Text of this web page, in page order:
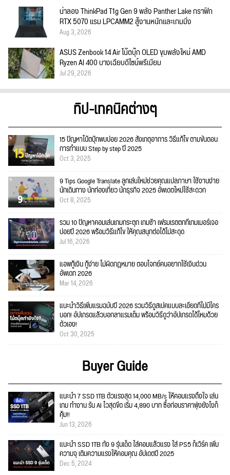
น่าลอง ThinkPad T1g Gen 9 พลัง Panther Lake กราฟิก
RTX 5070 แรม LPCAMM2 สู้งานหนักและเกมมิ่ง
Aug 3, 2026
ASUS Zenbook 14 Air โน้ตบุ๊ก OLED ขุมพลังใหม่ AMD
Ryzen AI 400 บางเฉียบดีไซน์พรีเมียม
Jul 29, 2026
ทิป-เทคนิคต่างๆ
15 ปัญหาโน้ตบุ๊กพบบ่อย 2026 สังเกตุอาการ วิธีแก้ไข ตามขั้นตอน
การทำแบบ Step by step ปี 2025
Oct 3, 2025
9 Tips Google Translate ลูกเล่นใหม่ช่วยคุณแปลภาษา ใช้งานง่าย
นักเดินทาง นักท่องเที่ยว นักธุรกิจ 2025 อัพเดตใหม่ใช้สะดวก
Oct 8, 2025
รวม 10 ปัญหาคอมเล่นเกมกระตุก เกมช้า เฟรมเรตตกที่เกมเมอร์เจอ
บ่อยปี 2026 พร้อมวิธีแก้ไข ให้คุณสนุกต่อได้ไม่สะดุด
Jul 16, 2026
แอพกู้เงิน กู้ง่าย ไม่ผิดกฎหมาย ตอบโจทย์คนอยากใช้เงินด่วน
อัพเดท 2026
Mar 14, 2026
แนะนำวิธีเพิ่มแรมฉบับปี 2026 รวมวิธีดูสเปคแบบละเอียดที่ไม่มีใคร
บอก! อัปเกรดแล้วบอกลาแรมเต็ม พร้อมวิธีดูว่าอัปเกรดได้ไหมด้วย
ตัวเอง!
Oct 30, 2025
Buyer Guide
แนะนำ 7 SSD 1TB ตัวแรงสุด 14,000 MB/s ให้คอมแรงถึงใจ เล่น
เกม ทำงาน รัน AI ไวสุดขีด เริ่ม 4,890 บาท ซื้อก่อนราคาพุ่งยังไงก็
คุ้ม!!
Jun 13, 2026
แนะนำ SSD 1TB ทั้ง 9 รุ่นเด็ด ใส่คอมแล้วแรง ใส่ PS5 ก็เวิร์ค เพิ่ม
ความจุ เติมความแรงให้คอมคุณ อัปเดตปี 2025
Dec 5, 2024